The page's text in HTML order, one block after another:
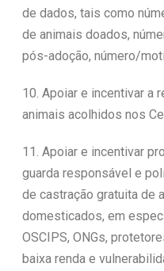
de dados, tais como
de animais doados,
pós-adoção, número/
10. Apoiar e incentivar a
animais acolhidos nos
11. Apoiar e incentivar
guarda responsável e
de castração gratuita de
domesticados, em
OSCIPS, ONGs,
baixa renda e